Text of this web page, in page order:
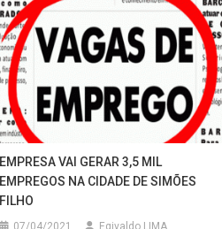
EMPRESA VAI GERAR 3,5 MIL
EMPREGOS NA CIDADE DE SIMÕES
FILHO
07/04/2021 Egivaldo LIMA